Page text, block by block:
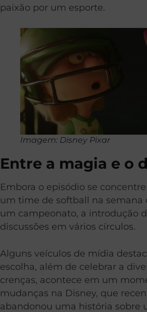
paixão por um esporte.
Imagem: Disney Pixar
Entre a magia e o
Embora o episódio se
um time de softball na semana
um campeonato, a introdução
discussões em vários círculos.
Alguns veículos de mídia
escolha, além de celebrar a
crenças, acontece em um
mudanças na Disney, que
abandonou uma história sobre